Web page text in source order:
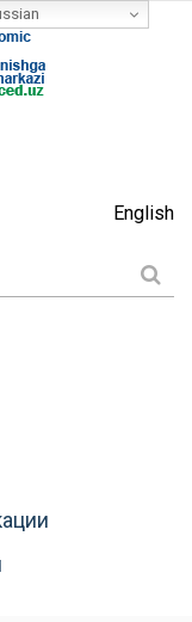
English